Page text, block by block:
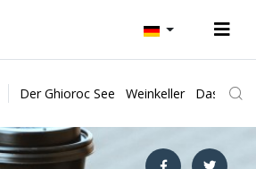
Der Ghioroc See Weinkeller Das